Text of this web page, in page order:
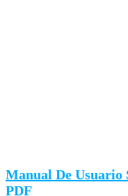
Manual De Usuario
PDF